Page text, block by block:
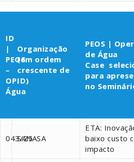
ID
|
PEOS
–
OP.
Água
Organização
(em ordem
crescente de
ID)
PEOS |
de Água
Case
para
no
043/25
SANASA
ETA:
baixo custo
impacto